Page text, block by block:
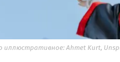
иллюстративное: Ahmet Kurt,